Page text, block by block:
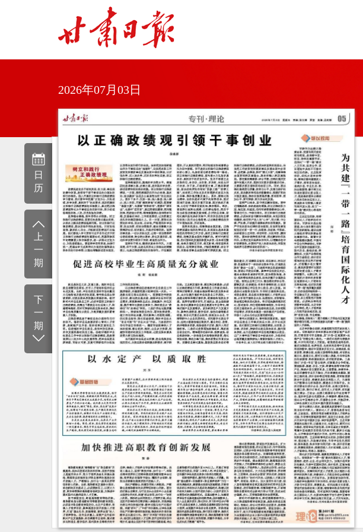
日
历
上
一
期
下
一
期
2026年07月03日